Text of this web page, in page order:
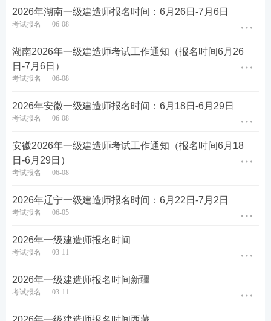
(一)根据原人事部、原建设部《关于印发〈建造师执
和《人力资源社会保障部关于降低或取消部分准入类
职业资格考试工作年限要求有关事项的通知》(人社部
守法并具备以下条件之一者，均可申请参加一级建造
1. 取得工程类或工程经济类专业大学专科学历(专业对
照表详见附件1)，从事建设工程项目
2. 取得工学门类、管理科学与工程类专业大学本科学
历(专业对照表详见附件2)，从事建设工程项目施工管
理工作满3年。
3. 取得工学门类、管理科学与工程类专业硕士学位(专
业对照表详见附件3)，从事建设工程项目施工管理工
作满2年。
2026年湖南一级建造师报名时间：6月26日-7月6日
考试报名 06-08
湖南2026年一级建造师考试工作通知（报名时间6月26
日-7月6日）
考试报名 06-08
2026年安徽一级建造师报名时间：6月18日-6月29日
考试报名 06-08
安徽2026年一级建造师考试工作通知（报名时间6月18
日-6月29日）
考试报名 06-08
2026年辽宁一级建造师报名时间：6月22日-7月2日
考试报名 06-05
2026年一级建造师报名时间
考试报名 03-11
2026年一级建造师报名时间新疆
考试报名 03-11